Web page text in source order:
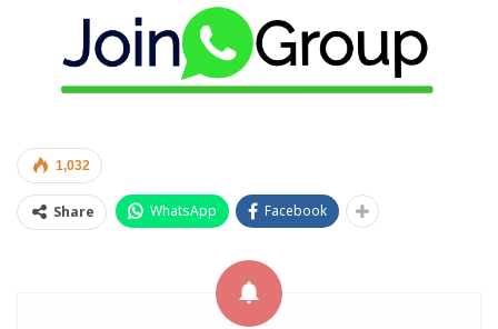
1,032
Share WhatsApp Facebook